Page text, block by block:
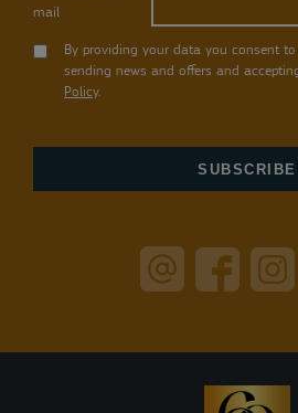
mail
By providing your data you consent
sending news and offers and
Policy.